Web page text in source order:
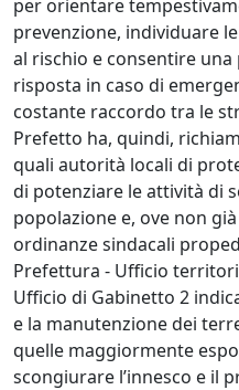
per orientare
prevenzione, individuare
al rischio e consentire una
risposta in caso di
costante raccordo tra le
Prefetto ha, quindi,
quali autorità locali di
di potenziare le attività di
popolazione e, ove non
ordinanze sindacali
Prefettura - Ufficio
Ufficio di Gabinetto 2
e la manutenzione dei
quelle maggiormente
scongiurare l’innesco e il